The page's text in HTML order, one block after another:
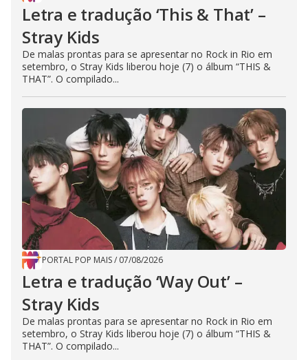
Letra e tradução ‘This & That’ –
Stray Kids
De malas prontas para se apresentar no Rock in Rio em
setembro, o Stray Kids liberou hoje (7) o álbum “THIS &
THAT”. O compilado...
PORTAL POP MAIS/ 07/08/2026
Letra e tradução ‘Way Out’ –
Stray Kids
De malas prontas para se apresentar no Rock in Rio em
setembro, o Stray Kids liberou hoje (7) o álbum “THIS &
THAT”. O compilado...